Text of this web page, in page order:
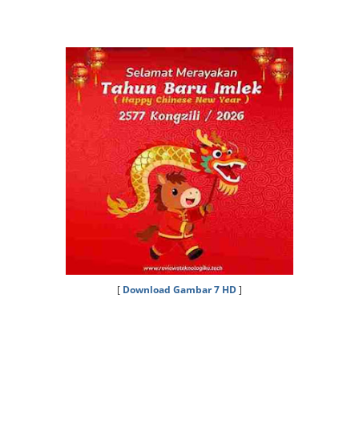
[ Download Gambar 7 HD]